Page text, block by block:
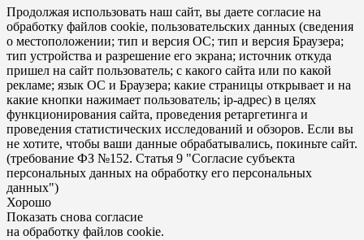
Продолжая использовать наш сайт, вы даете согласие на
обработку файлов cookie, пользовательских данных (сведения
о местоположении; тип и версия ОС; тип и версия Браузера;
тип устройства и разрешение его экрана; источник откуда
пришел на сайт пользователь; с какого сайта или по какой
рекламе; язык ОС и Браузера; какие страницы открывает и на
какие кнопки нажимает пользователь; ip-адрес) в целях
функционирования сайта, проведения ретаргетинга и
проведения статистических исследований и обзоров. Если вы
не хотите, чтобы ваши данные обрабатывались, покиньте сайт.
(требование ФЗ №152. Статья 9 "Согласие субъекта
персональных данных на обработку его персональных
данных")
Хорошо
Показать снова согласие
на обработку файлов cookie.